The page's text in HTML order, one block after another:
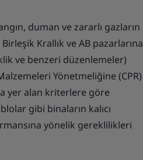
duman ve zararlı gazların
Krallık ve AB pazarlarına
ve benzeri düzenlemeler)
Yönetmeliğine (CPR)
yer alan kriterlere göre
gibi binaların kalıcı
yönelik gereklilikleri